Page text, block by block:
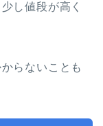
し値段が高く
らないことも